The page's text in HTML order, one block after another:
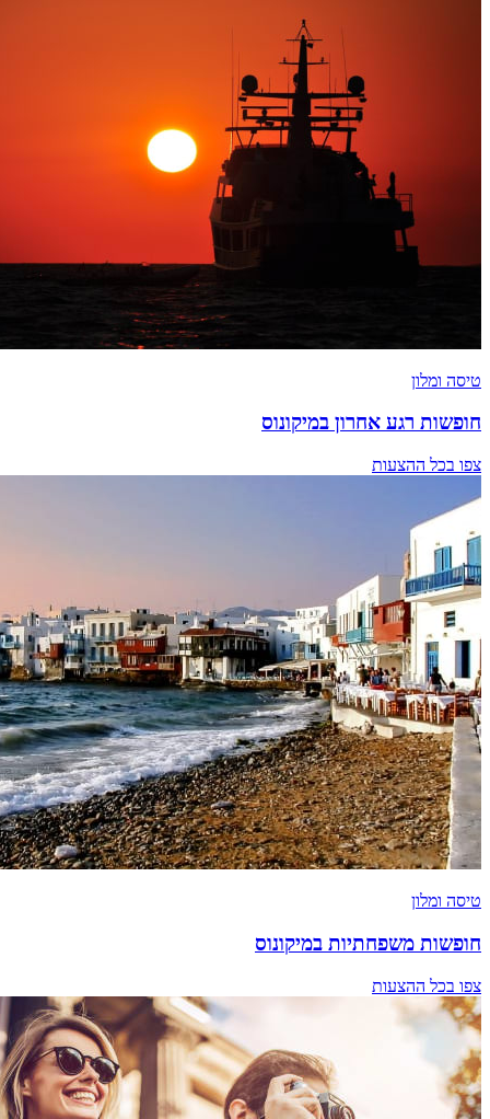
טיסה ומלון
חופשות רגע אחרון במיקונוס
צפו בכל ההצעות
טיסה ומלון
חופשות משפחתיות במיקונוס
צפו בכל ההצעות